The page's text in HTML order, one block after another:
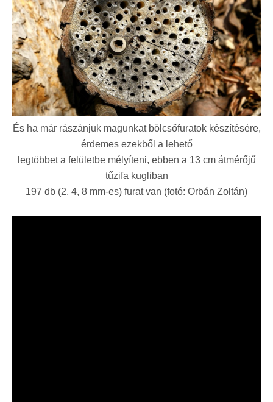
És ha már rászánjuk magunkat bölcsőfuratok készítésére,
érdemes ezekből a lehető
legtöbbet a felületbe mélyíteni, ebben a 13 cm átmérőjű
tűzifa kugliban
197 db (2, 4, 8 mm-es) furat van (fotó: Orbán Zoltán)